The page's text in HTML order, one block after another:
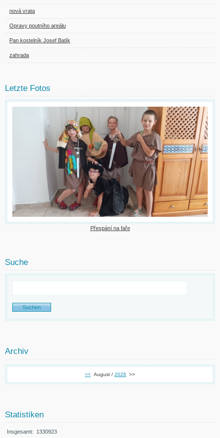
nová vrata
Opravy poutního areálu
Pan kostelník Josef Batík
zahrada
Letzte Fotos
Přespání na faře
Suche
Archiv
<< August / 2026 >>
Statistiken
Insgesamt: 1330923